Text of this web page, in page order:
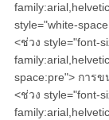
style="white-
<ช่วง style="font-
space:pre"> การข
<ช่วง style="font-